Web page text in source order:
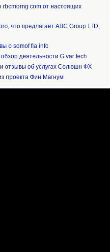
com от настоящих
что предлагает ABC Group LTD,
о somof fia info
деятельности G var tech
отзывы об услугах Солюшн ФХ
проекта Фин Магнум